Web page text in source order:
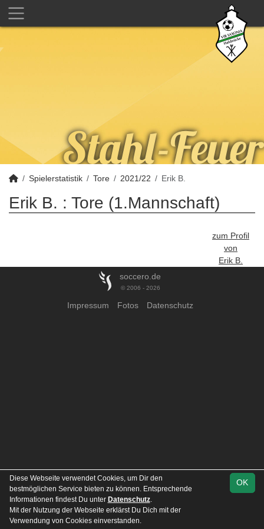
Spielerstatistik Tore 2021/22 Erik B.
Erik B. : Tore (1.Mannschaft)
zum Profil
von
Erik B.
soccero.de
© 2006 - 2026
Impressum Fotos Datenschutz
OK
Diese Webseite verwendet Cookies, um Dir den
bestmöglichen Service bieten zu können. Entsprechende
Informationen findest Du unter Datenschutz.
Mit der Nutzung der Webseite erklärst Du Dich mit der
Verwendung von Cookies einverstanden.